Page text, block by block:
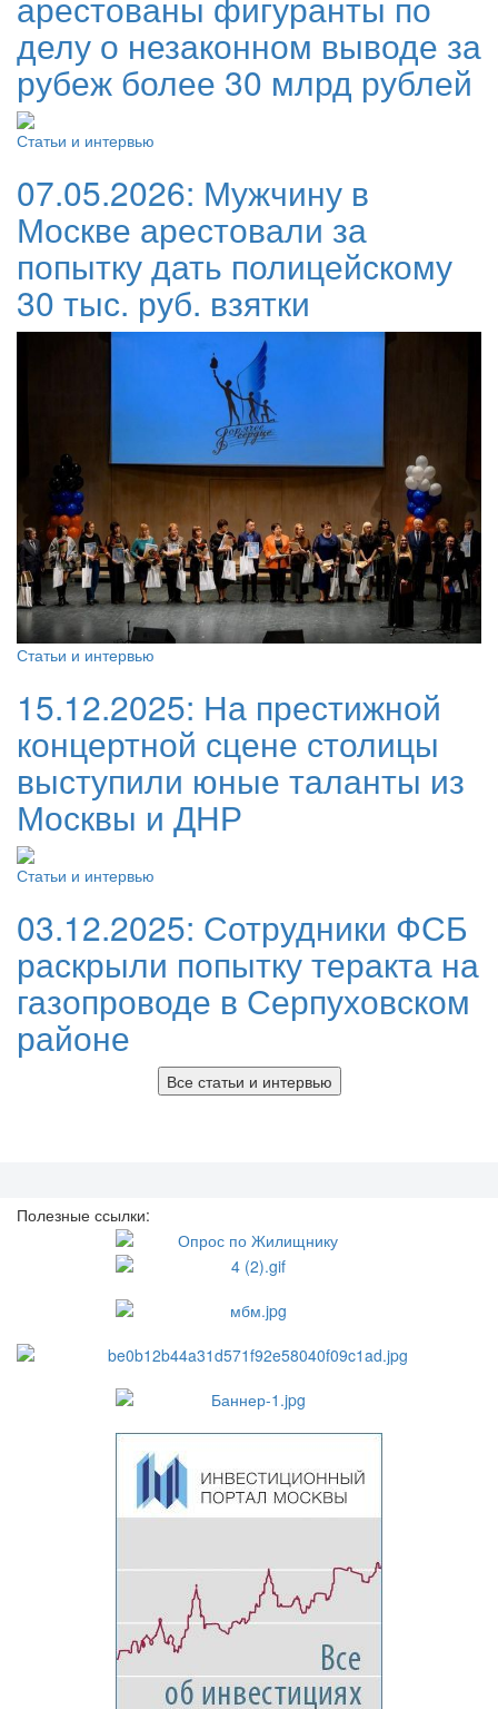
делу о незаконном выводе за
рубеж более 30 млрд рублей
Статьи и интервью
07.05.2026: Мужчину в
Москве арестовали за
попытку дать полицейскому
30 тыс. руб. взятки
Статьи и интервью
15.12.2025: На престижной
концертной сцене столицы
выступили юные таланты из
Москвы и ДНР
Статьи и интервью
03.12.2025: Сотрудники ФСБ
раскрыли попытку теракта на
газопроводе в Серпуховском
районе
Все статьи и интервью
Полезные ссылки: